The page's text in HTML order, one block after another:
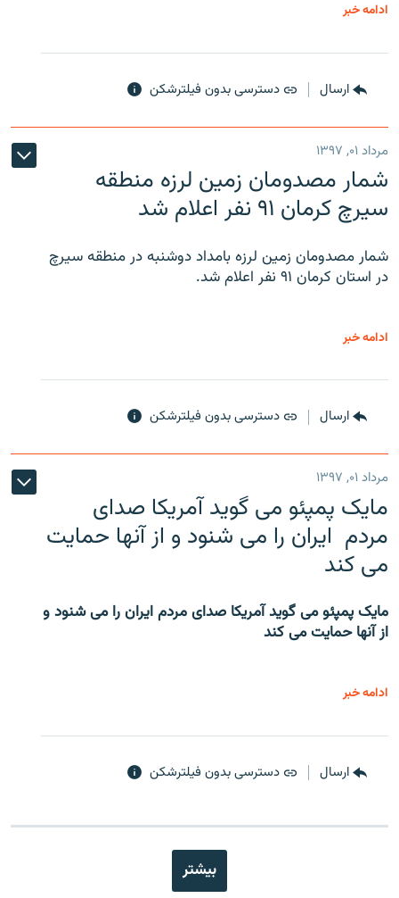
ادامه خبر
ارسال دسترسی بدون فیلترشکن
مرداد ۰۱, ۱۳۹۷
شمار مصدومان زمین لرزه منطقه
سیرچ کرمان ۹۱ نفر اعلام شد
شمار مصدومان زمین لرزه بامداد دوشنبه در منطقه سیرچ
در استان کرمان ۹۱ نفر اعلام شد.
ادامه خبر
ارسال دسترسی بدون فیلترشکن
مرداد ۰۱, ۱۳۹۷
مایک پمپئو می گوید آمریکا صدای
مردم ایران را می شنود و از آنها حمایت
می کند
مایک پمپئو می گوید آمریکا صدای مردم ایران را می شنود و
از آنها حمایت می کند
ادامه خبر
ارسال دسترسی بدون فیلترشکن
بیشتر